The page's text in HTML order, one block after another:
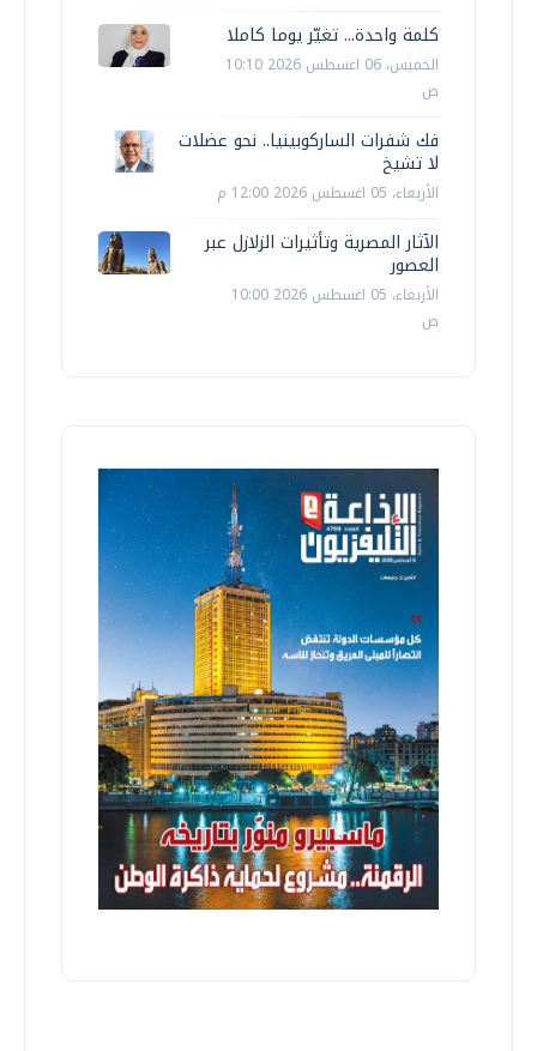
كلمة واحدة... تغيّر يوما كاملا
الخميس، 06 اغسطس 2026 10:10
ص
فك شفرات الساركوبينيا.. نحو عضلات
لا تشيخ
الأربعاء، 05 اغسطس 2026 12:00 م
الآثار المصرية وتأثيرات الزلازل عبر
العصور
الأربعاء، 05 اغسطس 2026 10:00
ص